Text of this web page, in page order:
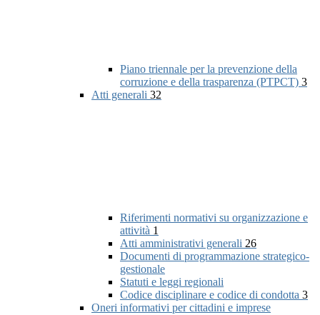
Piano triennale per la prevenzione della
corruzione e della trasparenza (PTPCT) 3
Atti generali 32
Riferimenti normativi su organizzazione e
attività 1
Atti amministrativi generali 26
Documenti di programmazione strategico-
gestionale
Statuti e leggi regionali
Codice disciplinare e codice di condotta 3
Oneri informativi per cittadini e imprese